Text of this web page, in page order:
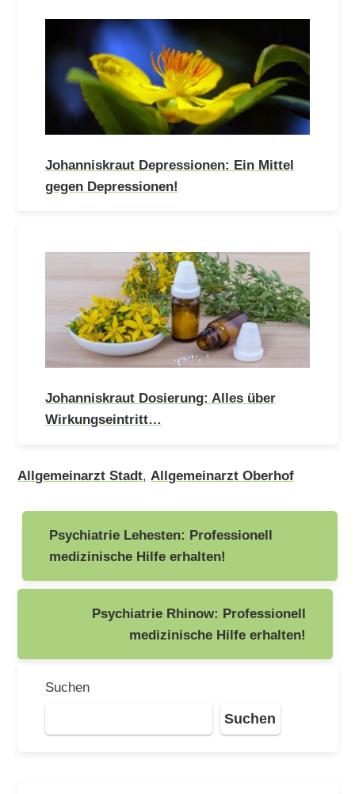
Johanniskraut Depressionen: Ein Mittel
gegen Depressionen!
Johanniskraut Dosierung: Alles über
Wirkungseintritt…
Allgemeinarzt Stadt, Allgemeinarzt Oberhof
Beitragsnavigation
Psychiatrie Lehesten: Professionell
medizinische Hilfe erhalten!
Psychiatrie Rhinow: Professionell
medizinische Hilfe erhalten!
Suchen
Suchen